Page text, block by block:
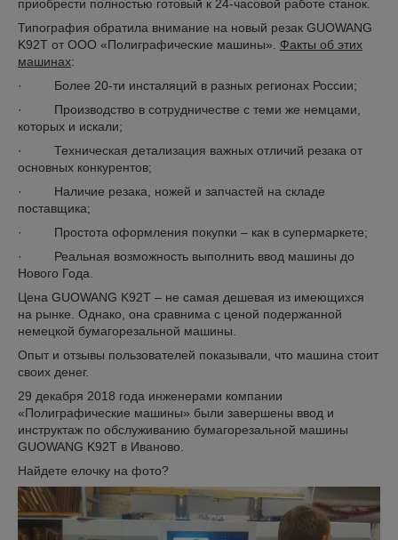
приобрести полностью готовый к 24-часовой работе станок.
Типография обратила внимание на новый резак GUOWANG
K92T от ООО «Полиграфические машины». Факты об этих
машинах:
· Более 20-ти инсталяций в разных регионах России;
· Производство в сотрудничестве с теми же немцами,
которых и искали;
· Техническая детализация важных отличий резака от
основных конкурентов;
· Наличие резака, ножей и запчастей на складе
поставщика;
· Простота оформления покупки – как в супермаркете;
· Реальная возможность выполнить ввод машины до
Нового Года.
Цена GUOWANG K92T – не самая дешевая из имеющихся
на рынке. Однако, она сравнима с ценой подержанной
немецкой бумагорезальной машины.
Опыт и отзывы пользователей показывали, что машина стоит
своих денег.
29 декабря 2018 года инженерами компании
«Полиграфические машины» были завершены ввод и
инструктаж по обслуживанию бумагорезальной машины
GUOWANG K92T в Иваново.
Найдете елочку на фото?